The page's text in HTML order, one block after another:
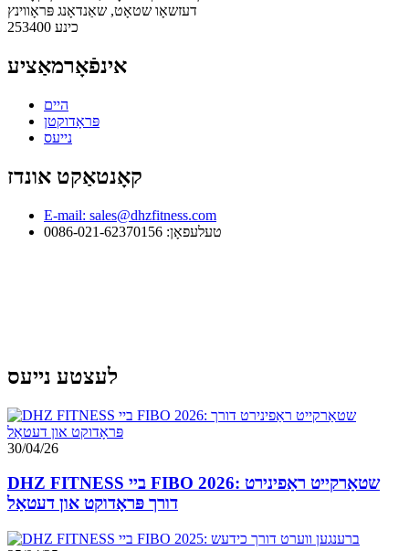
דעזשאָו שטאָט, שאַנדאָנג פּראָווינץ
כינע 253400
אינפֿאָרמאַציע
היים
פּראָדוקטן
נייעס
קאָנטאַקט אונדז
E-mail: sales@dhzfitness.com
טעלעפאָן: 0086-021-62370156
לעצטע נייעס
30/04/26
DHZ FITNESS ביי FIBO 2026: שטאַרקייט ראַפינירט
דורך פּראָדוקט און דעטאַל